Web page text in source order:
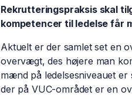
Rekrutteringspraksis skal
kompetencer til ledelse får
Aktuelt er der samlet set en
overvægt, des højere man
mænd på ledelsesniveauet
der på VUC-området er en